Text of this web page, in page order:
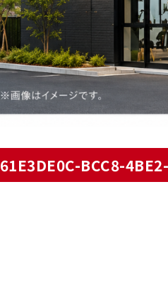
61E3DE0C-BCC8-